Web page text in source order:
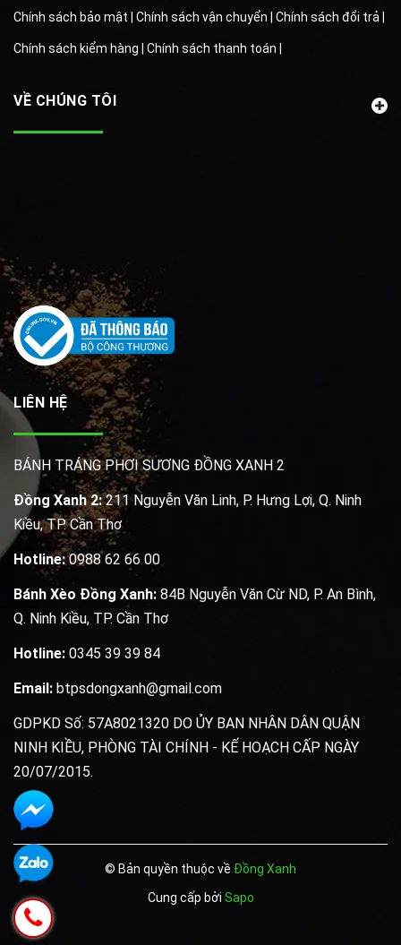
Chính sách bảo mật | Chính sách vận chuyển | Chính sách đổi trả |
Chính sách kiểm hàng | Chính sách thanh toán |
VỀ CHÚNG TÔI
LIÊN HỆ
BÁNH TRÁNG PHƠI SƯƠNG ĐỒNG XANH 2
Đồng Xanh 2:211 Nguyễn Văn Linh, P. Hưng Lợi, Q. Ninh
Kiều, TP. Cần Thơ
Hotline:0988 62 66 00
Bánh Xèo Đồng Xanh: 84B Nguyễn Văn Cừ ND, P. An Bình,
Q. Ninh Kiều, TP. Cần Thơ
Hotline: 0345 39 39 84
Email: btpsdongxanh@gmail.com
GDPKD Số: 57A8021320 DO ỦY BAN NHÂN DÂN QUẬN
NINH KIỀU, PHÒNG TÀI CHÍNH - KẾ HOẠCH CẤP NGÀY
20/07/2015.
© Bản quyền thuộc về Đồng Xanh
Cung cấp bởi Sapo